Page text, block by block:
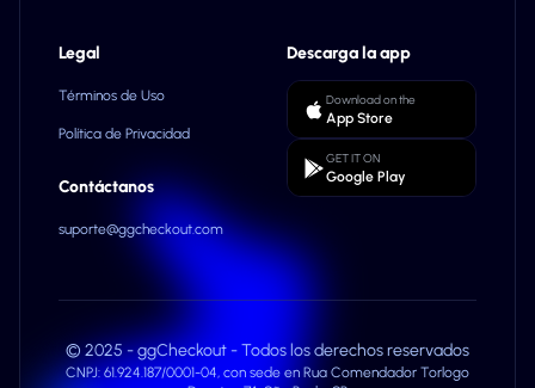
Legal
Términos de Uso
Política de Privacidad
Contáctanos
suporte@ggcheckout.com
Descarga la app
Download on the
App Store
GET IT ON
Google Play
© 2025 - ggCheckout - Todos los derechos reservados
CNPJ: 61.924.187/0001-04, con sede en Rua Comendador Torlogo